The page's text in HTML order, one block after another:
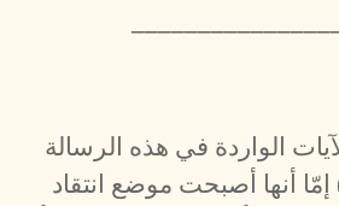
الواردة في هذه الرسالة
أنها أصبحت موضع انتقاد